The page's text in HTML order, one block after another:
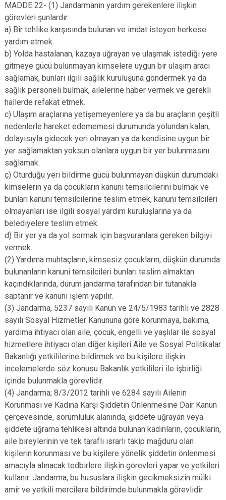
MADDE 22- (1) Jandarmanın yardım gerekenlere ilişkin
görevleri şunlardır.
a) Bir tehlike karşısında bulunan ve imdat isteyen herkese
yardım etmek.
b) Yolda hastalanan, kazaya uğrayan ve ulaşmak istediği yere
gitmeye gücü bulunmayan kimselere uygun bir ulaşım aracı
sağlamak, bunları ilgili sağlık kuruluşuna göndermek ya da
sağlık personeli bulmak, ailelerine haber vermek ve gerekli
hallerde refakat etmek.
c) Ulaşım araçlarına yetişemeyenlere ya da bu araçların çeşitli
nedenlerle hareket edememesi durumunda yolundan kalan,
dolayısıyla gidecek yeri olmayan ya da kendisine uygun bir
yer sağlamaktan yoksun olanlara uygun bir yer bulunmasını
sağlamak.
ç) Oturduğu yeri bildirme gücü bulunmayan düşkün durumdaki
kimselerin ya da çocukların kanuni temsilcilerini bulmak ve
bunları kanuni temsilcilerine teslim etmek, kanuni temsilcileri
olmayanları ise ilgili sosyal yardım kuruluşlarına ya da
belediyelere teslim etmek.
d) Bir yer ya da yol sormak için başvuranlara gereken bilgiyi
vermek.
(2) Yardıma muhtaçların, kimsesiz çocukların, düşkün durumda
bulunanların kanuni temsilcileri bunları teslim almaktan
kaçındıklarında, durum jandarma tarafından bir tutanakla
saptanır ve kanuni işlem yapılır.
(3) Jandarma, 5237 sayılı Kanun ve 24/5/1983 tarihli ve 2828
sayılı Sosyal Hizmetler Kanununa göre korunmaya, bakıma,
yardıma ihtiyacı olan aile, çocuk, engelli ve yaşlılar ile sosyal
hizmetlere ihtiyacı olan diğer kişileri Aile ve Sosyal Politikalar
Bakanlığı yetkililerine bildirmek ve bu kişilere ilişkin
incelemelerde söz konusu Bakanlık yetkilileri ile işbirliği
içinde bulunmakla görevlidir.
(4) Jandarma; 8/3/2012 tarihli ve 6284 sayılı Ailenin
Korunması ve Kadına Karşı Şiddetin Önlenmesine Dair Kanun
çerçevesinde, sorumluluk alanında, şiddete uğrayan veya
şiddete uğrama tehlikesi altında bulunan kadınların, çocukların,
aile bireylerinin ve tek taraflı ısrarlı takip mağduru olan
kişilerin korunması ve bu kişilere yönelik şiddetin önlenmesi
amacıyla alınacak tedbirlere ilişkin görevleri yapar ve yetkileri
kullanır. Jandarma, bu hususlara ilişkin gecikmeksizin mülki
amir ve yetkili mercilere bildirimde bulunmakla görevlidir.